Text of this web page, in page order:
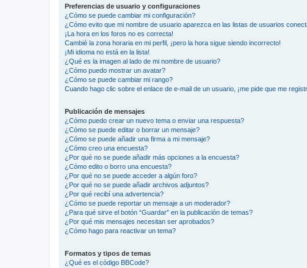
Preferencias de usuario y configuraciones
¿Cómo se puede cambiar mi configuración?
¿Cómo evito que mi nombre de usuario aparezca en las listas de usuarios
¡La hora en los foros no es correcta!
Cambié la zona horaria en mi perfil, ¡pero la hora sigue siendo incorrecto!
¡Mi idioma no está en la lista!
¿Qué es la imagen al lado de mi nombre de usuario?
¿Cómo puedo mostrar un avatar?
¿Cómo se puede cambiar mi rango?
Cuando hago clic sobre el enlace de e-mail de un usuario, ¡me pide que me
Publicación de mensajes
¿Cómo puedo crear un nuevo tema o enviar una respuesta?
¿Cómo se puede editar o borrar un mensaje?
¿Cómo se puede añadir una firma a mi mensaje?
¿Cómo creo una encuesta?
¿Por qué no se puede añadir más opciones a la encuesta?
¿Cómo edito o borro una encuesta?
¿Por qué no se puede acceder a algún foro?
¿Por qué no se puede añadir archivos adjuntos?
¿Por qué recibí una advertencia?
¿Cómo se puede reportar un mensaje a un moderador?
¿Para qué sirve el botón “Guardar” en la publicación de temas?
¿Por qué mis mensajes necesitan ser aprobados?
¿Cómo hago para reactivar un tema?
Formatos y tipos de temas
¿Qué es el código BBCode?